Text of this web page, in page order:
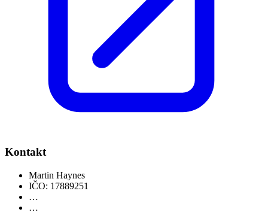
Kontakt
Martin Haynes
IČO: 17889251
…
…